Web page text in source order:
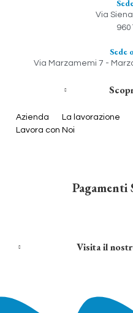
Via
Sede
Via Marzamemi 7 -
Azienda La lavorazione
Lavora con Noi
Pagamenti
Visita il